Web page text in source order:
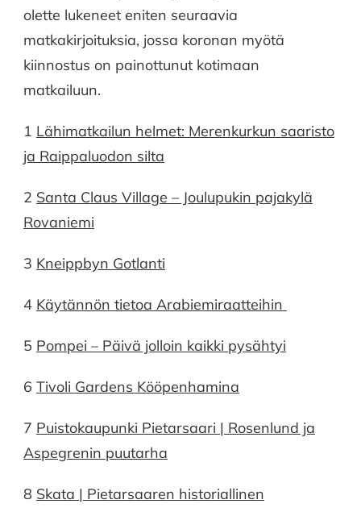
olette lukeneet eniten seuraavia
matkakirjoituksia, jossa koronan myötä
kiinnostus on painottunut kotimaan
matkailuun.
1 Lähimatkailun helmet: Merenkurkun saaristo
ja Raippaluodon silta
2 Santa Claus Village – Joulupukin pajakylä
Rovaniemi
3 Kneippbyn Gotlanti
4 Käytännön tietoa Arabiemiraatteihin
5 Pompei – Päivä jolloin kaikki pysähtyi
6 Tivoli Gardens Kööpenhamina
7 Puistokaupunki Pietarsaari | Rosenlund ja
Aspegrenin puutarha
8 Skata | Pietarsaaren historiallinen